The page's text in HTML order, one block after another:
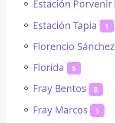
⚬ Estación Porvenir
⚬ Estación Tapia 1
⚬ Florencio Sánchez
⚬ Florida 5
⚬ Fray Bentos 8
⚬ Fray Marcos 1